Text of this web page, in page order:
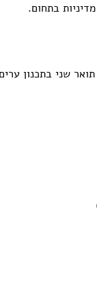
בתחום.
שני בתכנון